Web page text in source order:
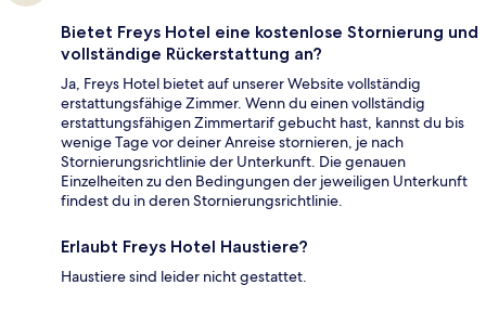
Bietet Freys Hotel eine kostenlose Stornierung und
vollständige Rückerstattung an?
Ja, Freys Hotel bietet auf unserer Website vollständig
erstattungsfähige Zimmer. Wenn du einen vollständig
erstattungsfähigen Zimmertarif gebucht hast, kannst du bis
wenige Tage vor deiner Anreise stornieren, je nach
Stornierungsrichtlinie der Unterkunft. Die genauen
Einzelheiten zu den Bedingungen der jeweiligen Unterkunft
findest du in deren Stornierungsrichtlinie.
Erlaubt Freys Hotel Haustiere?
Haustiere sind leider nicht gestattet.